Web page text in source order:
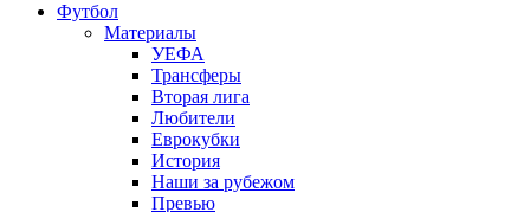
Футбол
Материалы
УЕФА
Трансферы
Вторая лига
Любители
Еврокубки
История
Наши за рубежом
Превью